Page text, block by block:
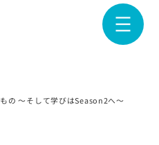
の 〜そして学びはSeason2へ〜